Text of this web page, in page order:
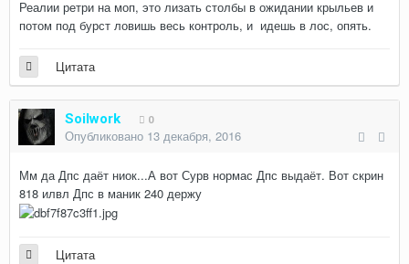
Реалии ретри на моп, это лизать столбы в ожидании крыльев и
потом под бурст ловишь весь контроль, и идешь в лос, опять.
Цитата
Soilwork 0
Опубликовано 13 декабря, 2016
Мм да Дпс даёт ниок...А вот Сурв нормас Дпс выдаёт. Вот скрин
818 илвл Дпс в маник 240 держу
Цитата